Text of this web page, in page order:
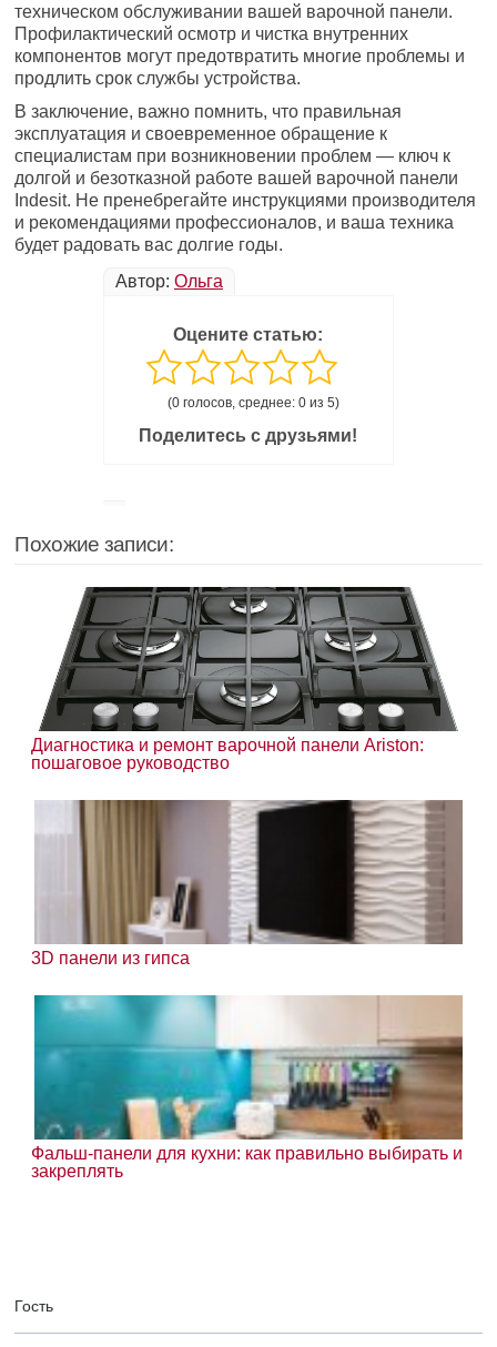
техническом обслуживании вашей варочной панели.
Профилактический осмотр и чистка внутренних
компонентов могут предотвратить многие проблемы и
продлить срок службы устройства.
В заключение, важно помнить, что правильная
эксплуатация и своевременное обращение к
специалистам при возникновении проблем — ключ к
долгой и безотказной работе вашей варочной панели
Indesit. Не пренебрегайте инструкциями производителя
и рекомендациями профессионалов, и ваша техника
будет радовать вас долгие годы.
Автор: Ольга
Оцените статью:
(0 голосов, среднее: 0 из 5)
Поделитесь с друзьями!
Похожие записи:
Диагностика и ремонт варочной панели Ariston:
пошаговое руководство
3D панели из гипса
Фальш-панели для кухни: как правильно выбирать и
закреплять
Гость